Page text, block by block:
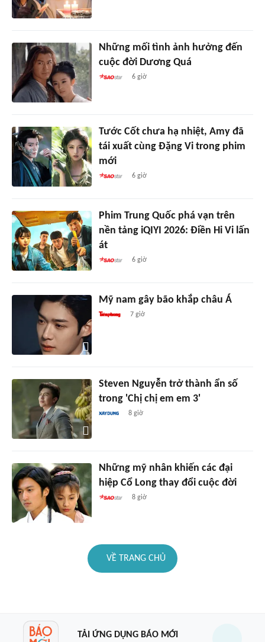
Những mối tình ảnh hưởng đến
cuộc đời Dương Quá
6 giờ
Tước Cốt chưa hạ nhiệt, Amy đã
tái xuất cùng Đặng Vi trong phim
mới
6 giờ
Phim Trung Quốc phá vạn trên
nền tảng iQIYI 2026: Điền Hi Vi lấn
át
6 giờ
Mỹ nam gây bão khắp châu Á
7 giờ
Steven Nguyễn trở thành ẩn số
trong 'Chị chị em em 3'
8 giờ
Những mỹ nhân khiến các đại
hiệp Cổ Long thay đổi cuộc đời
8 giờ
VỀ TRANG CHỦ
TẢI ỨNG DỤNG BÁO MỚI